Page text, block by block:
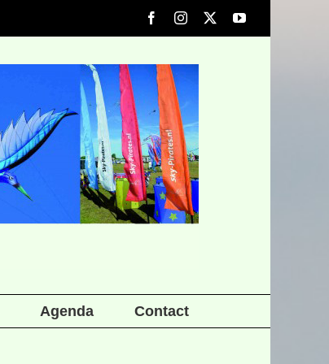
FacebookInstagram YouTube
Agenda Contact